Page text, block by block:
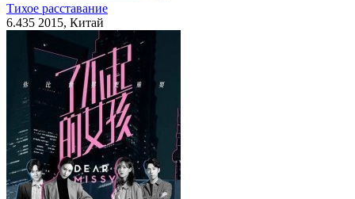
Тихое расставание
6.435 2015, Китай